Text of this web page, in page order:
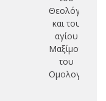
Θεολόγου
και του
αγίου
Μαξίμου
του
Ομολογητού.